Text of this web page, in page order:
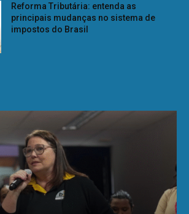
Reforma Tributária: entenda as
principais mudanças no sistema de
impostos do Brasil